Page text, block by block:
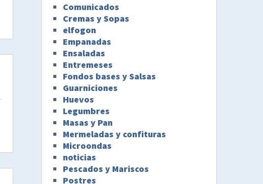
Comunicados
Cremas y Sopas
elfogon
Empanadas
Ensaladas
Entremeses
Fondos bases y Salsas
Guarniciones
Huevos
Legumbres
Masas y Pan
Mermeladas y confituras
Microondas
noticias
Pescados y Mariscos
Postres